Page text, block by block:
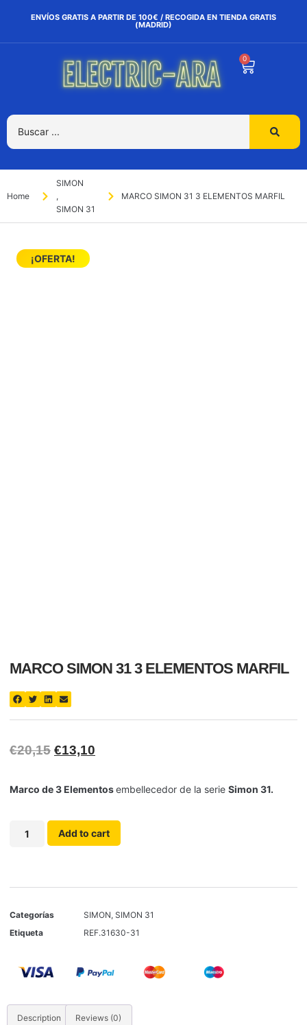
ENVÍOS GRATIS A PARTIR DE 100€ / RECOGIDA EN TIENDA GRATIS
(MADRID)
0
Home
SIMON
,
SIMON 31
MARCO SIMON 31 3 ELEMENTOS MARFIL
¡OFERTA!
MARCO SIMON 31 3 ELEMENTOS MARFIL
€20,15 €13,10
Marco de 3 Elementosembellecedor de la serie Simon 31.
Add to cart
Categorías SIMON, SIMON 31
Etiqueta
REF.31630-31
Description Reviews (0)